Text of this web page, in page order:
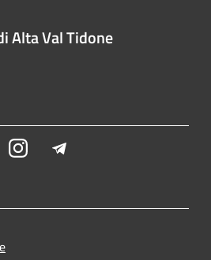
Alta Val Tidone
Instagram